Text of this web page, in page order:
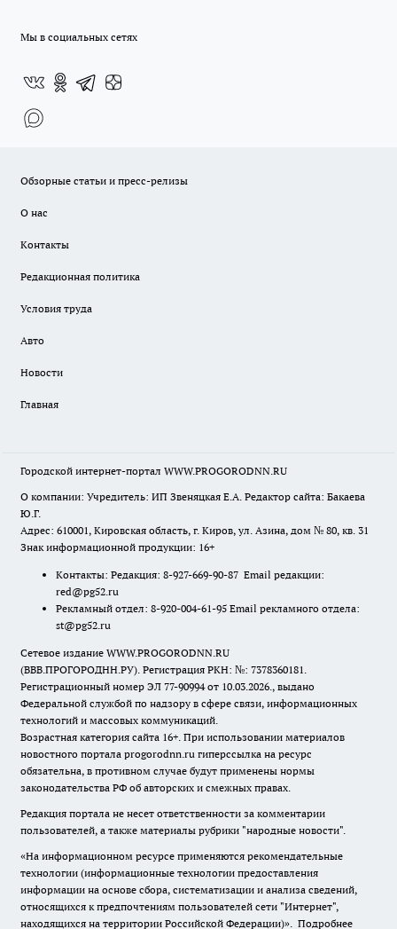
Мы в социальных сетях
Обзорные статьи и пресс-релизы
О нас
Контакты
Редакционная политика
Условия труда
Авто
Новости
Главная
Городской интернет-портал WWW.PROGORODNN.RU
О компании: Учредитель: ИП Звеняцкая Е.А. Редактор сайта: Бакаева
Ю.Г.
Адрес: 610001, Кировская область, г. Киров, ул. Азина, дом № 80, кв. 31
Знак информационной продукции: 16+
Контакты: Редакция: 8-927-669-90-87 Email редакции:
red@pg52.ru
Рекламный отдел: 8-920-004-61-95 Email рекламного отдела:
st@pg52.ru
Сетевое издание WWW.PROGORODNN.RU
(ВВВ.ПРОГОРОДНН.РУ). Регистрация РКН: №: 7378360181.
Регистрационный номер ЭЛ 77-90994 от 10.03.2026., выдано
Федеральной службой по надзору в сфере связи, информационных
технологий и массовых коммуникаций.
Возрастная категория сайта 16+. При использовании материалов
новостного портала progorodnn.ru гиперссылка на ресурс
обязательна, в противном случае будут применены нормы
законодательства РФ об авторских и смежных правах.
Редакция портала не несет ответственности за комментарии
пользователей, а также материалы рубрики "народные новости".
«На информационном ресурсе применяются рекомендательные
технологии (информационные технологии предоставления
информации на основе сбора, систематизации и анализа сведений,
относящихся к предпочтениям пользователей сети "Интернет",
находящихся на территории Российской Федерации)». Подробнее